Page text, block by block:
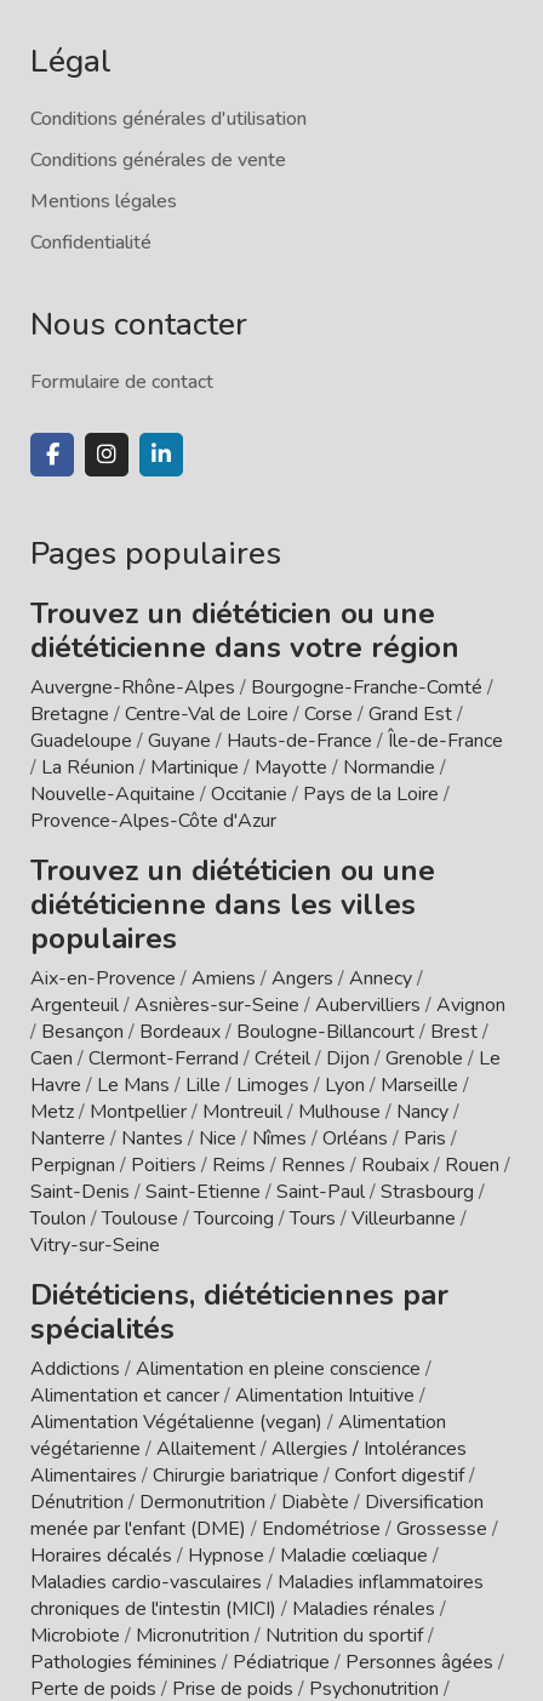
Légal
Conditions générales d'utilisation
Conditions générales de vente
Mentions légales
Confidentialité
Nous contacter
Formulaire de contact
Pages populaires
Trouvez un diététicien ou une
diététicienne dans votre région
Auvergne-Rhône-Alpes / Bourgogne-Franche-Comté /
Bretagne /Centre-Val de Loire /Corse /Grand Est/
Guadeloupe /Guyane / Hauts-de-France /Île-de-France
/ La Réunion / Martinique / Mayotte / Normandie /
Nouvelle-Aquitaine /Occitanie / Pays de la Loire /
Provence-Alpes-Côte d'Azur
Trouvez un diététicien ou une
diététicienne dans les villes
populaires
Aix-en-Provence /Amiens /Angers /Annecy/
Argenteuil/Asnières-sur-Seine /Aubervilliers /Avignon
/ Besançon / Bordeaux/ Boulogne-Billancourt/ Brest/
Caen /Clermont-Ferrand /Créteil/ Dijon /Grenoble / Le
Havre / Le Mans / Lille / Limoges / Lyon / Marseille /
Metz/ Montpellier/ Montreuil/ Mulhouse / Nancy/
Nanterre / Nantes / Nice / Nîmes /Orléans / Paris /
Perpignan / Poitiers / Reims / Rennes / Roubaix/ Rouen /
Saint-Denis /Saint-Etienne /Saint-Paul/Strasbourg /
Toulon /Toulouse /Tourcoing /Tours /Villeurbanne /
Vitry-sur-Seine
Diététiciens, diététiciennes par
spécialités
Addictions /Alimentation en pleine conscience /
Alimentation et cancer/Alimentation Intuitive /
Alimentation Végétalienne (vegan) /Alimentation
végétarienne /Allaitement/Allergies / Intolérances
Alimentaires /Chirurgie bariatrique /Confort digestif/
Dénutrition / Dermonutrition / Diabète / Diversification
menée par l'enfant (DME) / Endométriose /Grossesse /
Horaires décalés / Hypnose / Maladie cœliaque /
Maladies cardio-vasculaires / Maladies inflammatoires
chroniques de l'intestin (MICI) / Maladies rénales /
Microbiote / Micronutrition / Nutrition du sportif/
Pathologies féminines / Pédiatrique / Personnes âgées /
Perte de poids / Prise de poids / Psychonutrition /